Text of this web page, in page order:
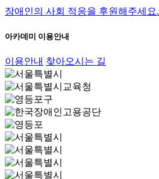
장애인의 사회 적응을 후원해주세요.
아카데미 이용안내
이용안내 찾아오시는 길